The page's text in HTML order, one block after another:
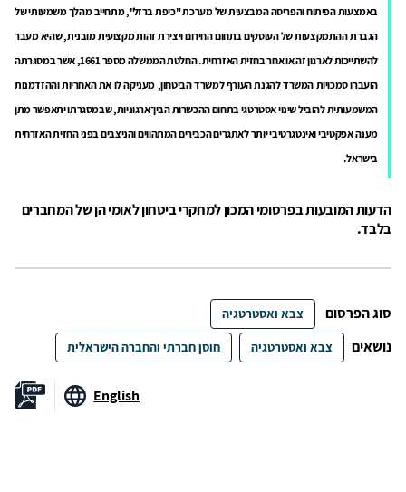
באמצעות הפיתוח והפריסה המבצעית של מערכת "כיפת ברזל", מתחייב מהלך משמעותי של
הגברת ההתמקצעות של העוסקים בתחום החירום ויצירת זהות מקצועית מובנית, שהיא מעבר
להשתייכות לארגון זה או אחר בחזית האזרחית. החלטת הממשלה מספר 1661, אשר במסגרתה
הועברו סמכויות המשרד להגנת העורף למשרד הביטחון, מעניקה לו את האחריות וההזדמנות
המשמעותית להוביל שינוי אסטרטגי בתחום ההכשרות הבין־ארגוניות, שבמסגרתו יתאפשר מתן
מענה אפקטיבי ואינטגרטיבי יותר לאתגרים הכבירים המתהווים והניצבים בפני החזית האזרחית
בישראל.
הדעות המובעות בפרסומי המכון למחקרי ביטחון לאומי הן של המחברים
בלבד.
סוג הפרסום צבא ואסטרטגיה
נושאים צבא ואסטרטגיה חוסן חברתי והחברה הישראלית
English